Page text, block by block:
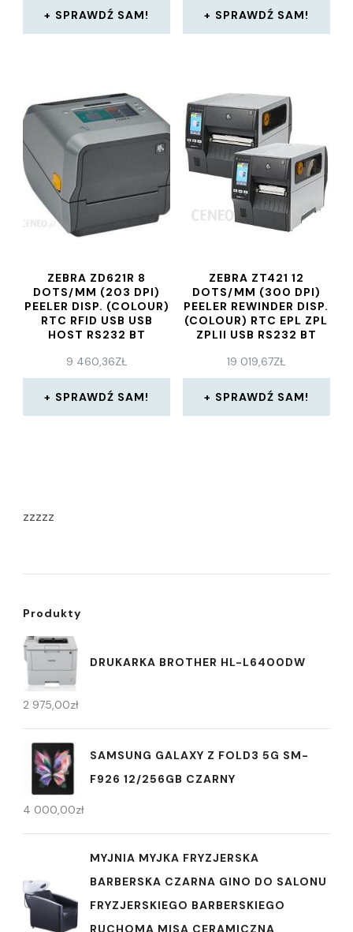
SPRAWDŹ SAM! SPRAWDŹ SAM!
ZEBRA ZD621R 8
DOTS/MM (203 DPI)
PEELER DISP. (COLOUR)
RTC RFID USB USB
HOST RS232 BT
(ZD6A14231ELR2EZ)
9 460,36ZŁ
SPRAWDŹ SAM!
ZEBRA ZT421 12
DOTS/MM (300 DPI)
PEELER REWINDER DISP.
(COLOUR) RTC EPL ZPL
ZPLII USB RS232 BT
(ZT42163T4E0000Z)
19 019,67ZŁ
SPRAWDŹ SAM!
zzzzz
Produkty
DRUKARKA BROTHER HL-L6400DW
2 975,00zł
SAMSUNG GALAXY Z FOLD3 5G SM-
F926 12/256GB CZARNY
4 000,00zł
MYJNIA MYJKA FRYZJERSKA
BARBERSKA CZARNA GINO DO SALONU
FRYZJERSKIEGO BARBERSKIEGO
RUCHOMA MISA CERAMICZNA